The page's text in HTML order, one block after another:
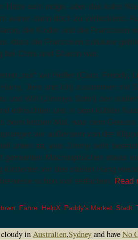
Hitze sein möge, aber das kalte
waren dann doch zu verlockend.
die Kinder und die Franzosen
dass die Franzosen zuhause
bei Chris und Sharon war.
„nur“ wir Helfer (Caro, Freddy,
Jere und ich) zusammen mit
und Will (Jimmys Sohn) den
erfrischten uns in dem kühlen
beim letzten Mal, was dem
wir außerdem von der
unten an, was Jimmy sehr
gemeinten Machosprüchen etwas
kletterten wir den steilen Hang
schon viel einfachen. Read
Fähre HelpX Paddy's Market Stadt
inAustralien,Sydneyand haveNo